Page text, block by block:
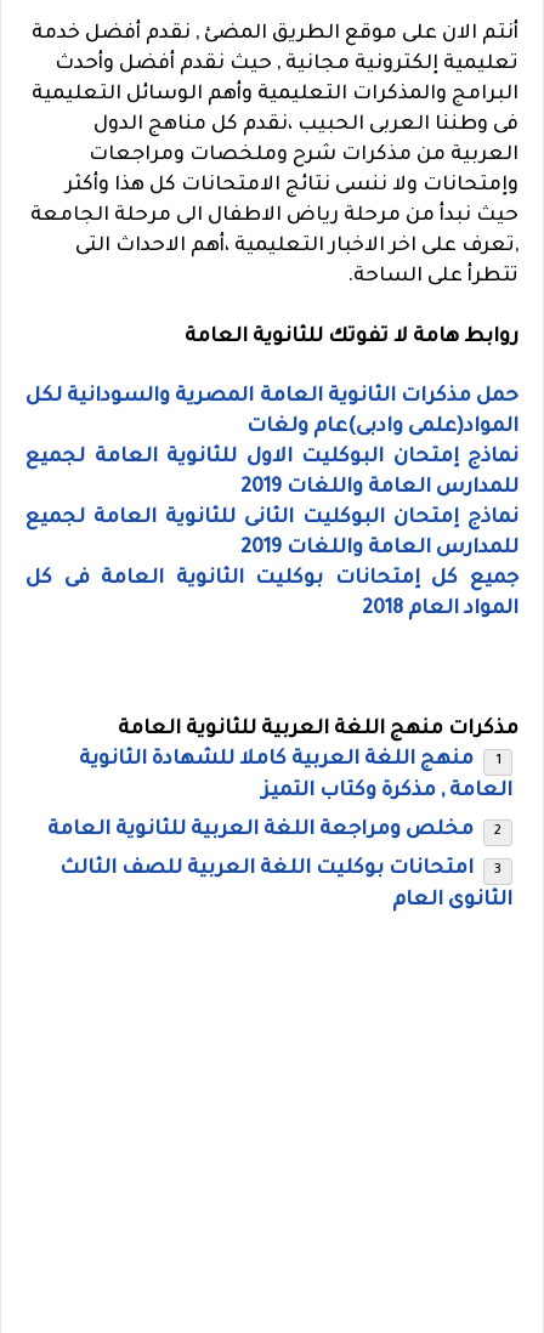
أنتم الان على موقع الطريق المضئ , نقدم أفضل خدمة
تعليمية إلكترونية مجانية , حيث نقدم أفضل وأحدث
البرامج والمذكرات التعليمية وأهم الوسائل التعليمية
فى وطننا العربى الحبيب ،نقدم كل مناهج الدول
العربية من مذكرات شرح وملخصات ومراجعات
وإمتحانات ولا ننسى نتائج الامتحانات كل هذا وأكثر
حيث نبدأ من مرحلة رياض الاطفال الى مرحلة الجامعة
,تعرف على اخر الاخبار التعليمية ،أهم الاحداث التى
تتطرأ على الساحة.
روابط هامة لا تفوتك للثانوية العامة
حمل مذكرات الثانوية العامة المصرية والسودانية لكل
المواد(علمى وادبى)عام ولغات
نماذج إمتحان البوكليت الاول للثانوية العامة لجميع
للمدارس العامة واللغات 2019
نماذج إمتحان البوكليت الثانى للثانوية العامة لجميع
للمدارس العامة واللغات 2019
جميع كل إمتحانات بوكليت الثانوية العامة فى كل
المواد العام 2018
مذكرات منهج اللغة العربية للثانوية العامة
منهج اللغة العربية كاملا للشهادة الثانوية
العامة , مذكرة وكتاب التميز
مخلص ومراجعة اللغة العربية للثانوية العامة
امتحانات بوكليت اللغة العربية للصف الثالث
الثانوى العام